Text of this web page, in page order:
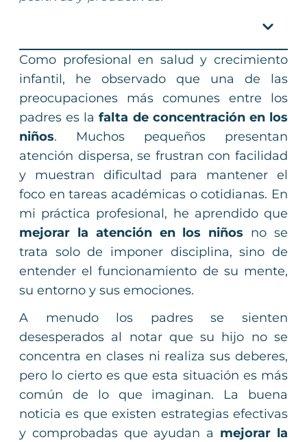
Como profesional en salud y crecimiento
infantil, he observado que una de las
preocupaciones más comunes entre los
padres es lafalta de concentración en los
niños. Muchos pequeños presentan
atención dispersa, se frustran con facilidad
y muestran dificultad para mantener el
foco en tareas académicas o cotidianas. En
mi práctica profesional, he aprendido que
mejorar la atención en los niños no se
trata solo de imponer disciplina, sino de
entender el funcionamiento de su mente,
su entorno y sus emociones.
A menudo los padres se sienten
desesperados al notar que su hijo no se
concentra en clases ni realiza sus deberes,
pero lo cierto es que esta situación es más
común de lo que imaginan. La buena
noticia es que existen estrategias efectivas
y comprobadas que ayudan a mejorar la